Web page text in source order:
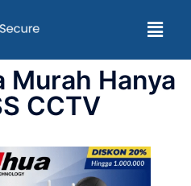
Murah Hanya
CCTV